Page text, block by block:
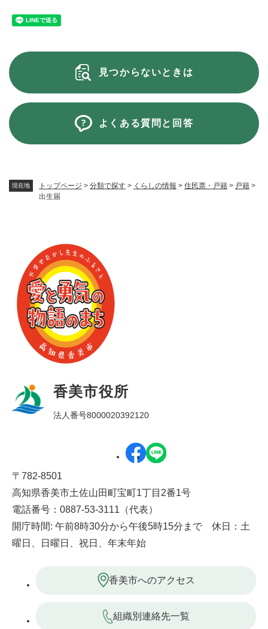
現在地 トップページ > 分類で探す > くらしの情報 > 住民票・戸籍 > 戸籍 >
出生届
見つからないときは
よくある質問と回答
香美市役所
法人番号8000020392120
〒782-8501
高知県香美市土佐山田町宝町1丁目2番1号
電話番号：0887-53-3111（代表）
開庁時間: 午前8時30分から午後5時15分まで 休日：土
曜日、日曜日、祝日、年末年始
香美市へのアクセス
組織別連絡先一覧